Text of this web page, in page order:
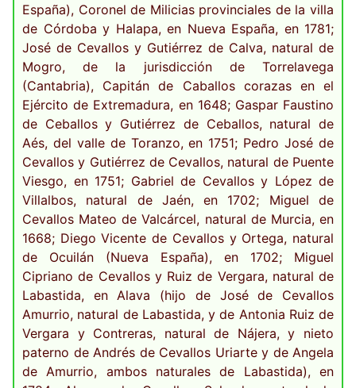
España), Coronel de Milicias provinciales de la villa
de Córdoba y Halapa, en Nueva España, en 1781;
José de Cevallos y Gutiérrez de Calva, natural de
Mogro, de la jurisdicción de Torrelavega
(Cantabria), Capitán de Caballos corazas en el
Ejército de Extremadura, en 1648; Gaspar Faustino
de Ceballos y Gutiérrez de Ceballos, natural de
Aés, del valle de Toranzo, en 1751; Pedro José de
Cevallos y Gutiérrez de Cevallos, natural de Puente
Viesgo, en 1751; Gabriel de Cevallos y López de
Villalbos, natural de Jaén, en 1702; Miguel de
Cevallos Mateo de Valcárcel, natural de Murcia, en
1668; Diego Vicente de Cevallos y Ortega, natural
de Ocuilán (Nueva España), en 1702; Miguel
Cipriano de Cevallos y Ruiz de Vergara, natural de
Labastida, en Alava (hijo de José de Cevallos
Amurrio, natural de Labastida, y de Antonia Ruiz de
Vergara y Contreras, natural de Nájera, y nieto
paterno de Andrés de Cevallos Uriarte y de Angela
de Amurrio, ambos naturales de Labastida), en